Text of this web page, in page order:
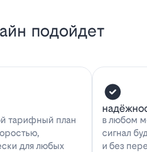
подойдет
тарифный план
для любых
в любом
сигнал
и без